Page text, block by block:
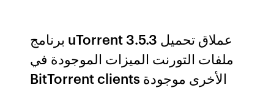
برنامج uTorrent 3.5.3 عملاق تحميل
ملفات التورنت الميزات الموجودة في
BitTorrent clients الأخرى موجودة